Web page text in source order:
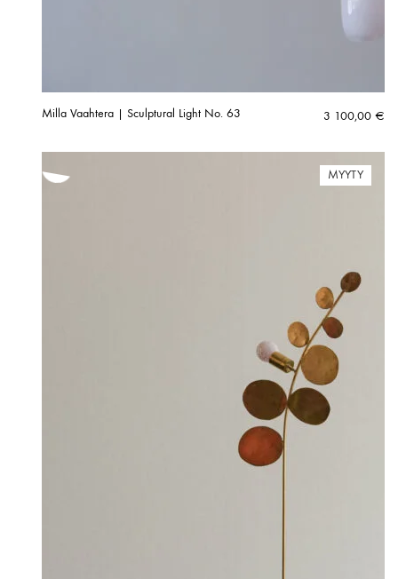
Milla Vaahtera | Sculptural Light No. 63 3 100,00 €
MYYTY